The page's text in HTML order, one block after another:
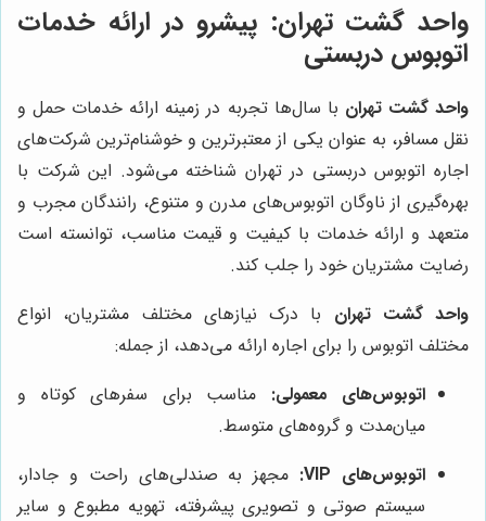
واحد گشت تهران: پیشرو در ارائه خدمات
اتوبوس دربستی
واحد گشت تهران با سال‌ها تجربه در زمینه ارائه خدمات حمل و
نقل مسافر، به عنوان یکی از معتبرترین و خوشنام‌ترین شرکت‌های
اجاره اتوبوس دربستی در تهران شناخته می‌شود. این شرکت با
بهره‌گیری از ناوگان اتوبوس‌های مدرن و متنوع، رانندگان مجرب و
متعهد و ارائه خدمات با کیفیت و قیمت مناسب، توانسته است
رضایت مشتریان خود را جلب کند.
واحد گشت تهران با درک نیازهای مختلف مشتریان، انواع
مختلف اتوبوس را برای اجاره ارائه می‌دهد، از جمله:
اتوبوس‌های معمولی: مناسب برای سفرهای کوتاه و
میان‌مدت و گروه‌های متوسط.
اتوبوس‌های VIP:
مجهز به صندلی‌های راحت و جادار،
سیستم صوتی و تصویری پیشرفته، تهویه مطبوع و سایر